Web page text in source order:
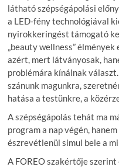
látható szépségápolási
a LED-fény technológiával
nyirokkeringést támogató
„beauty wellness”
azért, mert látványosak,
problémára kínálnak
szánunk magunkra,
hatása a testünkre, a
A szépségápolás tehát ma
program a nap végén,
észrevétlenül simul bele a
A FOREO szakértője